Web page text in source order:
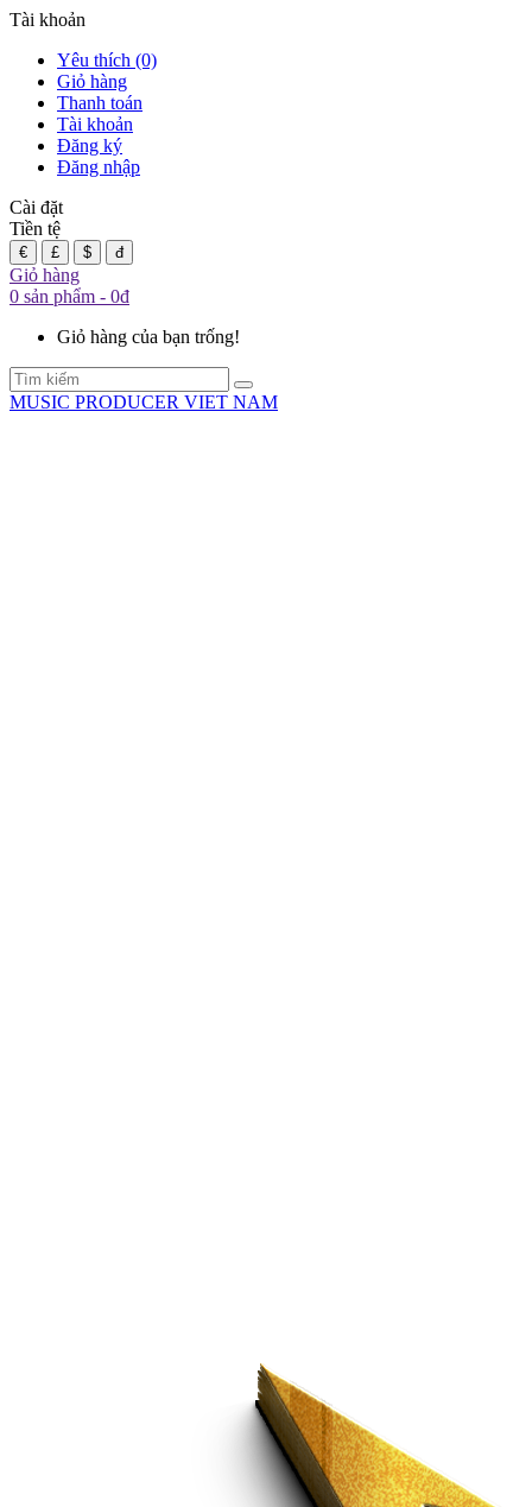
Tài khoản
Yêu thích (0)
Giỏ hàng
Thanh toán
Tài khoản
Đăng ký
Đăng nhập
Cài đặt
Tiền tệ
€ £ $ đ
Giỏ hàng
0 sản phẩm - 0đ
Giỏ hàng của bạn trống!
MUSIC PRODUCER VIET NAM